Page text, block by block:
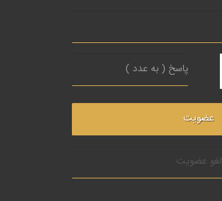
لغو عضویت